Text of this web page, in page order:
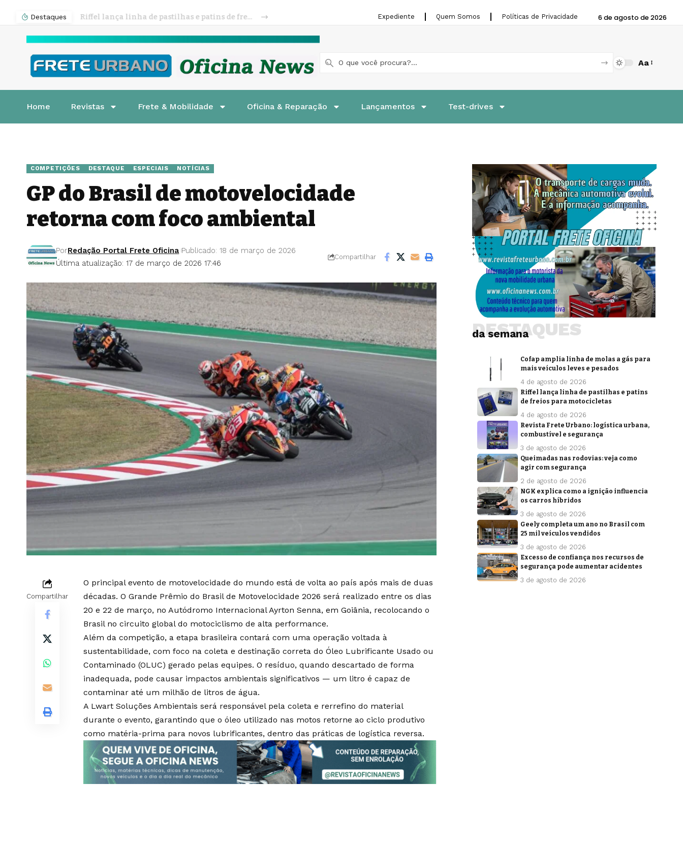
Destaques Riffel lança linha de pastilhas e patins de freios para motocicletas Expediente Quem Somos Políticas de Privacidade 6 de agosto de 2026
Aa
Home Revistas Frete & Mobilidade Oficina & Reparação Lançamentos Test-drives
COMPETIÇÕES DESTAQUE ESPECIAIS NOTÍCIAS
GP do Brasil de motovelocidade
retorna com foco ambiental
Última atualização: 17 de março de 2026 17:46
PorRedação Portal Frete Oficina Publicado: 18 de março de 2026
Compartilhar
Compartilhar
O principal evento de motovelocidade do mundo está de volta ao país após mais de duas
décadas. O Grande Prêmio do Brasil de Motovelocidade 2026 será realizado entre os dias
20 e 22 de março, no Autódromo Internacional Ayrton Senna, em Goiânia, recolocando o
Brasil no circuito global do motociclismo de alta performance.
Além da competição, a etapa brasileira contará com uma operação voltada à
sustentabilidade, com foco na coleta e destinação correta do Óleo Lubrificante Usado ou
Contaminado (OLUC) gerado pelas equipes. O resíduo, quando descartado de forma
inadequada, pode causar impactos ambientais significativos — um litro é capaz de
contaminar até um milhão de litros de água.
A Lwart Soluções Ambientais será responsável pela coleta e rerrefino do material
durante o evento, garantindo que o óleo utilizado nas motos retorne ao ciclo produtivo
como matéria-prima para novos lubrificantes, dentro das práticas de logística reversa.
da semana
DESTAQUES
Cofap amplia linha de molas a gás para
mais veículos leves e pesados
4 de agosto de 2026
Riffel lança linha de pastilhas e patins
de freios para motocicletas
4 de agosto de 2026
Revista Frete Urbano: logística urbana,
combustível e segurança
3 de agosto de 2026
Queimadas nas rodovias: veja como
agir com segurança
2 de agosto de 2026
NGK explica como a ignição influencia
os carros híbridos
3 de agosto de 2026
Geely completa um ano no Brasil com
25 mil veículos vendidos
3 de agosto de 2026
Excesso de confiança nos recursos de
segurança pode aumentar acidentes
3 de agosto de 2026